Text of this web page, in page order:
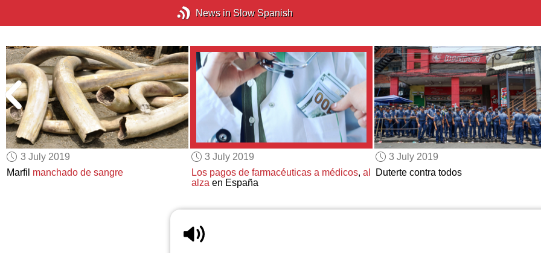
News in Slow Spanish
3 July 2019
Marfil manchado de sangre
3 July 2019
Los pagos de farmacéuticas a médicos, al
alzaen España
3 July 2019
Duterte contra todos